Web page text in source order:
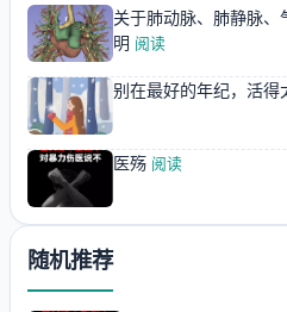
关于肺动脉、肺静脉
明 阅读
别在最好的年纪，活得
医殇 阅读
随机推荐